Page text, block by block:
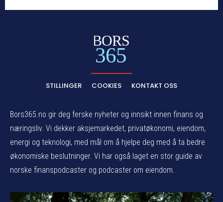
BORS
365
STILLINGER COOKIES KONTAKT OSS
Bors365.no gir deg ferske nyheter og innsikt innen finans og
næringsliv. Vi dekker aksjemarkedet, privatøkonomi, eiendom,
energi og teknologi, med mål om å hjelpe deg med å ta bedre
økonomiske beslutninger. Vi har også laget en stor guide av
norske finanspodcaster og podcaster om eiendom.